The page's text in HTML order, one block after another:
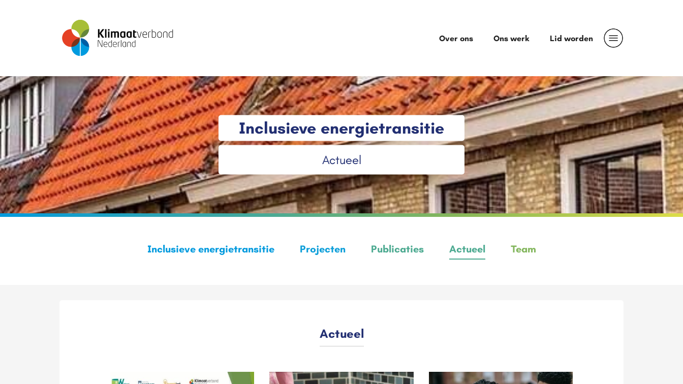
Over ons Ons werk Lid worden
Inclusieve energietransitie
Actueel
Inclusieve energietransitie Projecten Publicaties Actueel Team
Actueel